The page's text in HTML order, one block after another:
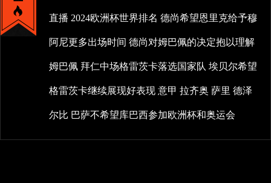
直播 2024欧洲杯世界排名 德尚希望恩里克给予穆
阿尼更多出场时间 德尚对姆巴佩的决定抱以理解
姆巴佩 拜仁中场格雷茨卡落选国家队 埃贝尔希望
格雷茨卡继续展现好表现 意甲 拉齐奥 萨里 德泽
尔比 巴萨不希望库巴西参加欧洲杯和奥运会